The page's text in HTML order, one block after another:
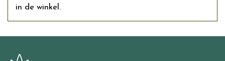
in de winkel.